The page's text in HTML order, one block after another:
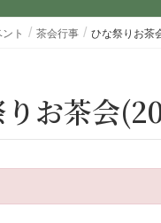
ト 茶会行事 ひな祭りお
祭りお茶